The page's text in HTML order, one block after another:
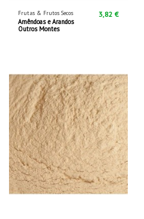
Frutas & Frutos Secos
Amêndoas e Arandos
Outros Montes
3,82 €